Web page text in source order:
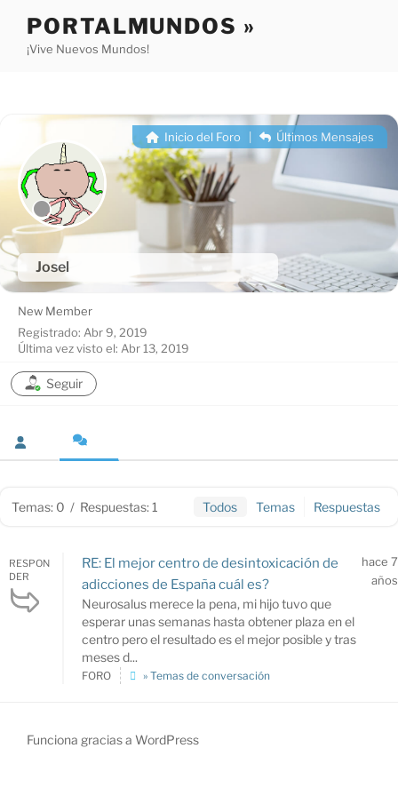
contenido
PORTALMUNDOS »
¡Vive Nuevos Mundos!
Josel
Inicio del Foro | Últimos Mensajes
New Member
Registrado: Abr 9, 2019
Última vez visto el: Abr 13, 2019
Seguir
Temas: 0 / Respuestas: 1 Todos Temas Respuestas
RESPON
DER
RE: El mejor centro de desintoxicación de
adicciones de España cuál es?
Neurosalus merece la pena, mi hijo tuvo que
esperar unas semanas hasta obtener plaza en el
centro pero el resultado es el mejor posible y tras
meses d...
hace 7
años
FORO » Temas de conversación
Funciona gracias a WordPress